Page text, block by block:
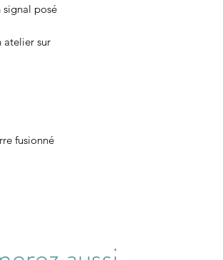
posé
atelier sur
fusionné